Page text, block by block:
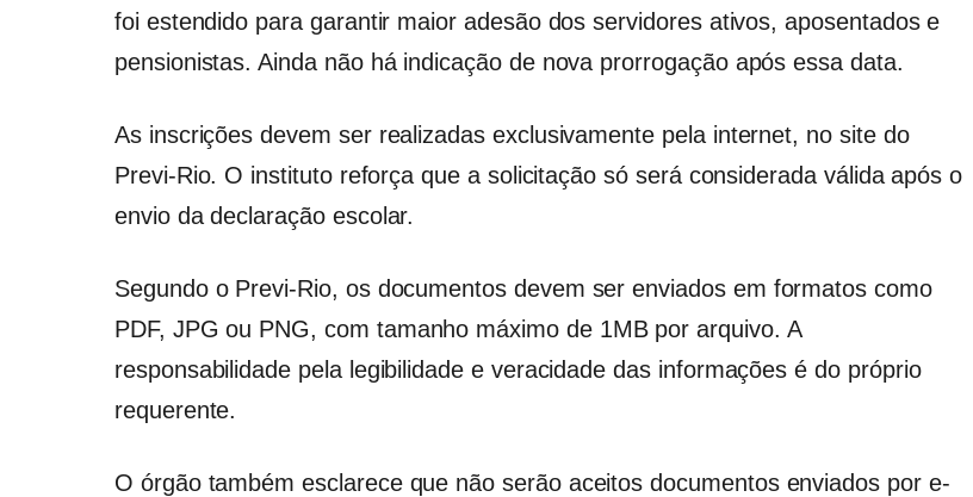
foi estendido para garantir maior adesão dos servidores ativos, aposentados e
pensionistas. Ainda não há indicação de nova prorrogação após essa data.
As inscrições devem ser realizadas exclusivamente pela internet, no site do
Previ-Rio. O instituto reforça que a solicitação só será considerada válida após o
envio da declaração escolar.
Segundo o Previ-Rio, os documentos devem ser enviados em formatos como
PDF, JPG ou PNG, com tamanho máximo de 1MB por arquivo. A
responsabilidade pela legibilidade e veracidade das informações é do próprio
requerente.
O órgão também esclarece que não serão aceitos documentos enviados por e-